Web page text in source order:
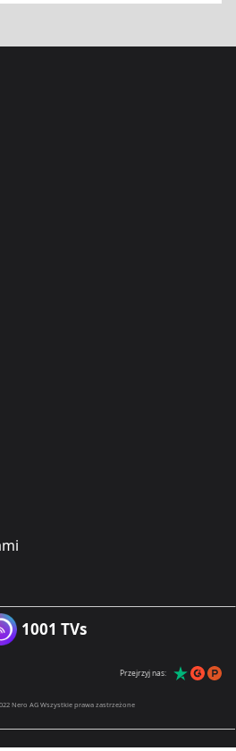
1001 TVs
Przejrzyj nas:
Nero AG Wszystkie prawa zastrzeżone